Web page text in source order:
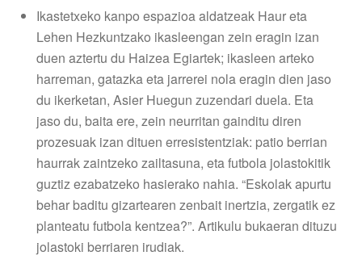
Ikastetxeko kanpo espazioa aldatzeak Haur eta
Lehen Hezkuntzako ikasleengan zein eragin izan
duen aztertu du Haizea Egiartek; ikasleen arteko
harreman, gatazka eta jarrerei nola eragin dien jaso
du ikerketan, Asier Huegun zuzendari duela. Eta
jaso du, baita ere, zein neurritan gainditu diren
prozesuak izan dituen erresistentziak: patio berrian
haurrak zaintzeko zailtasuna, eta futbola jolastokitik
guztiz ezabatzeko hasierako nahia. “Eskolak apurtu
behar baditu gizartearen zenbait inertzia, zergatik ez
planteatu futbola kentzea?”. Artikulu bukaeran dituzu
jolastoki berriaren irudiak.